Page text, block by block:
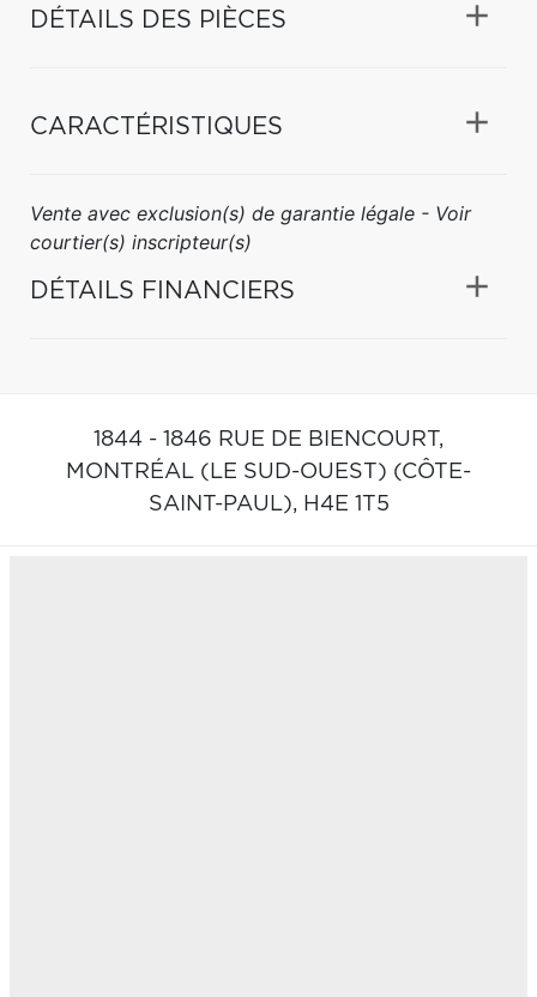
DÉTAILS DES PIÈCES
CARACTÉRISTIQUES
Vente avec exclusion(s) de garantie légale - Voir
courtier(s) inscripteur(s)
DÉTAILS FINANCIERS
1844 - 1846 RUE DE BIENCOURT,
MONTRÉAL (LE SUD-OUEST) (CÔTE-
SAINT-PAUL), H4E 1T5